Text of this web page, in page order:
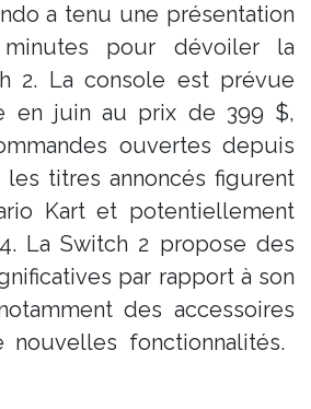
a tenu une présentation
pour dévoiler la
2. La console est prévue
en juin au prix de 399 $,
ouvertes depuis
les titres annoncés figurent
Kart et potentiellement
La Switch 2 propose des
par rapport à son
des accessoires
fonctionnalités.